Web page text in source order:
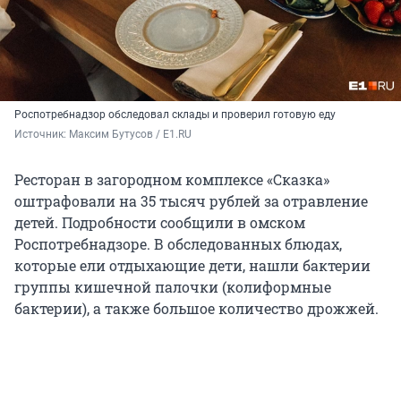
Роспотребнадзор обследовал склады и проверил готовую еду
Источник: Максим Бутусов / E1.RU
Ресторан в загородном комплексе «Сказка»
оштрафовали на 35 тысяч рублей за отравление
детей. Подробности сообщили в омском
Роспотребнадзоре. В обследованных блюдах,
которые ели отдыхающие дети, нашли бактерии
группы кишечной палочки (колиформные
бактерии), а также большое количество дрожжей.